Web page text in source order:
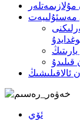
مەسئۇلىيەت
قىلىدۇ
ئالاقىلىشىڭ
ئۆي